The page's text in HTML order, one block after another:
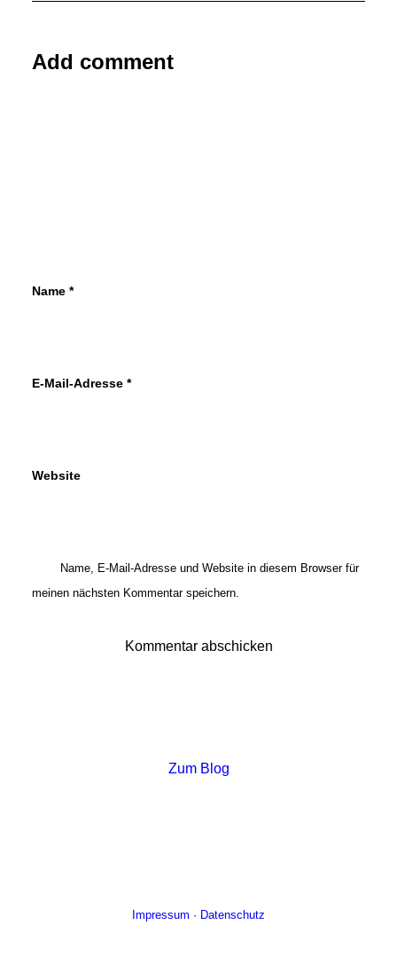
Add comment
Name *
E-Mail-Adresse *
Website
Name, E-Mail-Adresse und Website in diesem Browser für
meinen nächsten Kommentar speichern.
Zum Blog
Impressum · Datenschutz